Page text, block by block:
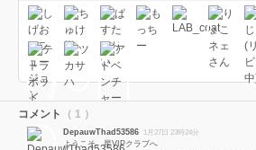
コメント （ 1 ）
DepauwThad53586 1月27日 23時24分
ようこそ、星VIPクラブへ